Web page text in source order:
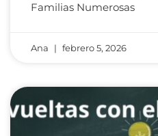
Familias Numerosas
Ana febrero 5, 2026